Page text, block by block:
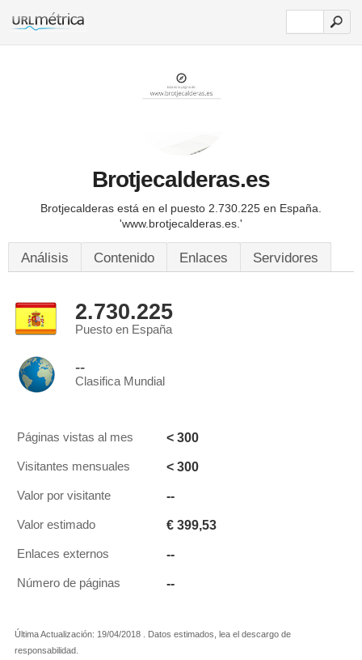
Brotjecalderas.es
Brotjecalderas está en el puesto 2.730.225 en España.
'www.brotjecalderas.es.'
Análisis Contenido Enlaces Servidores
2.730.225
Puesto en España
--
Clasifica Mundial
Páginas vistas al mes < 300
Visitantes mensuales < 300
Valor por visitante --
Valor estimado € 399,53
Enlaces externos --
Número de páginas --
Última Actualización: 19/04/2018 . Datos estimados, lea el descargo de
responsabilidad.